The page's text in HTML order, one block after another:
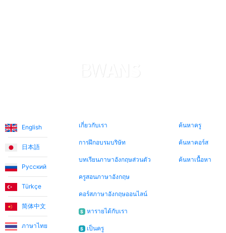
English
日本語
Русский
Türkçe
简体中文
ภาษาไทย
เกี่ยวกับเรา
การฝึกอบรมบริษัท
บทเรียนภาษาอังกฤษส่วนตัว
ครูสอนภาษาอังกฤษ
คอร์สภาษาอังกฤษออนไลน์
$ หารายได้กับเรา
$ เป็นครู
ค้นหาครู
ค้นหาคอร์ส
ค้นหาเนื้อหา